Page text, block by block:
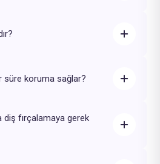
süre koruma sağlar?
diş fırçalamaya gerek